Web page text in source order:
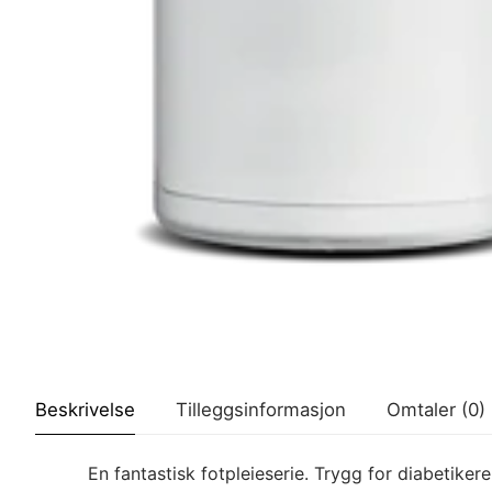
Beskrivelse Tilleggsinformasjon Omtaler (0)
En fantastisk fotpleieserie. Trygg for